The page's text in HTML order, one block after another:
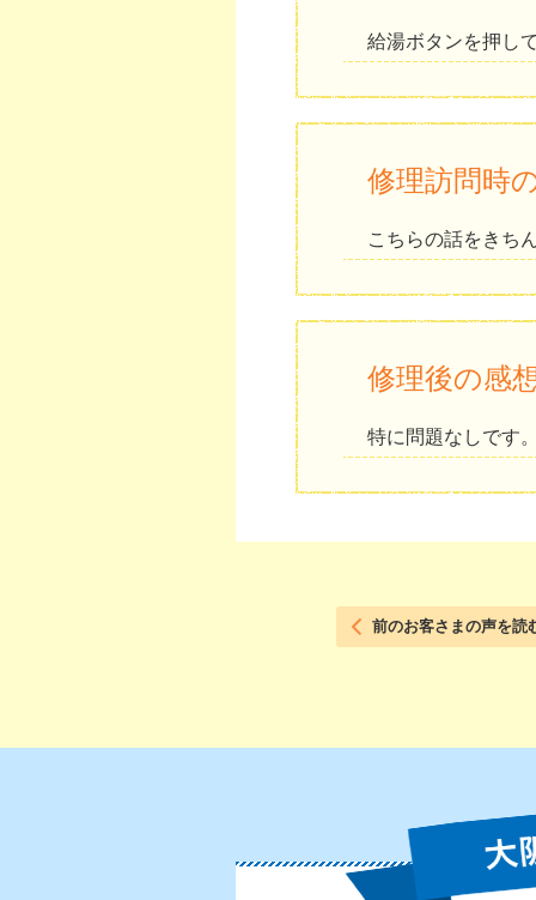
給湯ボタンを押し
修理訪問時
こちらの話をきち
修理後の感
特に問題なしです
前のお客さまの声を読